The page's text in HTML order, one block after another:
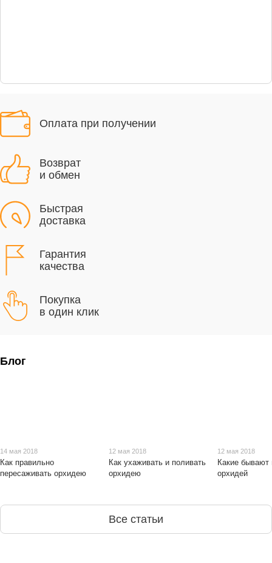
Оплата при получении
Возврат
и обмен
Быстрая
доставка
Гарантия
качества
Покупка
в один клик
Блог
14 мая 2018
Как правильно
пересаживать орхидею
12 мая 2018
Как ухаживать и поливать
орхидею
12 мая 2018
Какие бывают
орхидей
Все статьи